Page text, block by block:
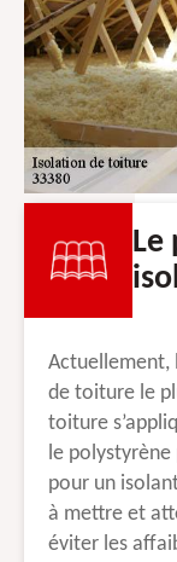
Le
Actuellement,
de toiture le
toiture
le
pour un
à mettre et
éviter les